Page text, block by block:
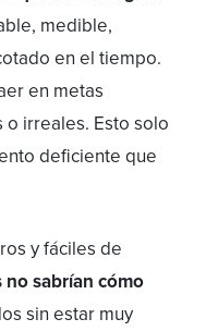
medible,
en el tiempo.
en metas
irreales. Esto solo
deficiente que
y fáciles de
no sabrían cómo
sin estar muy